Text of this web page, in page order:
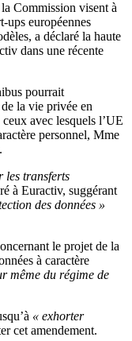
Commission visent à
ups européennes
a déclaré la haute
dans une récente
pourrait
la vie privée en
avec lesquels l’UE
personnel, Mme
les transferts
à Euractiv, suggérant
des données »
le projet de la
à caractère
même du régime de
« exhorter
cet amendement.